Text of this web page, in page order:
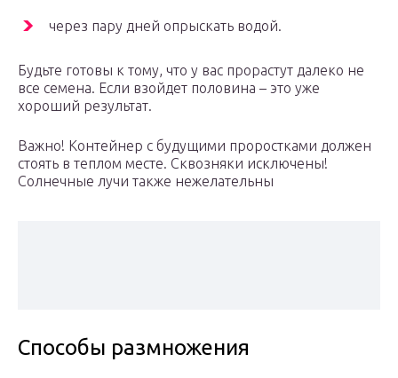
через пару дней опрыскать водой.
Будьте готовы к тому, что у вас прорастут далеко не
все семена. Если взойдет половина – это уже
хороший результат.
Важно! Контейнер с будущими проростками должен
стоять в теплом месте. Сквозняки исключены!
Солнечные лучи также нежелательны
Способы размножения